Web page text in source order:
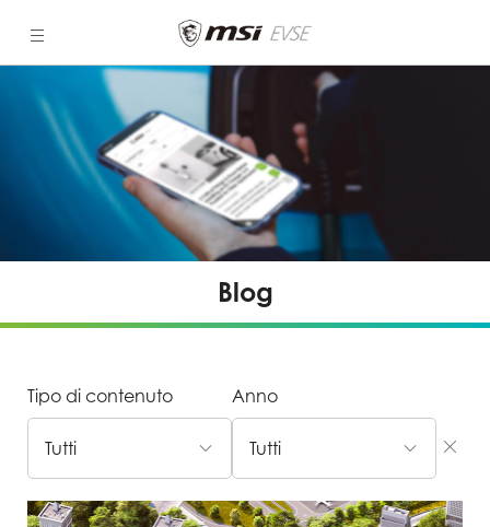
Blog
Blog
Tipo di contenuto
Tutti
Anno
Tutti